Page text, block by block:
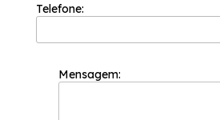
Telefone:
Mensagem: